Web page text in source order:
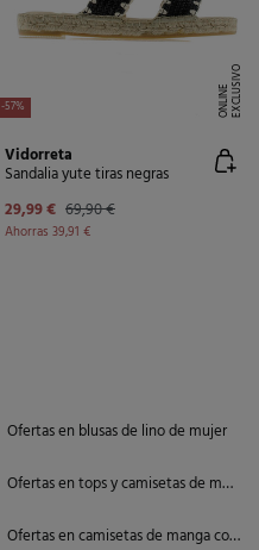
-57% E
X
C
L
U
SI
V
O
O
N
LI
N
E
Vidorreta
Sandalia yute tiras negras
29,99 € 69,90 €
Ahorras 39,91 €
Ofertas en blusas de lino de mujer
Ofertas en tops y camisetas de mujer
Ofertas en camisetas de manga corta